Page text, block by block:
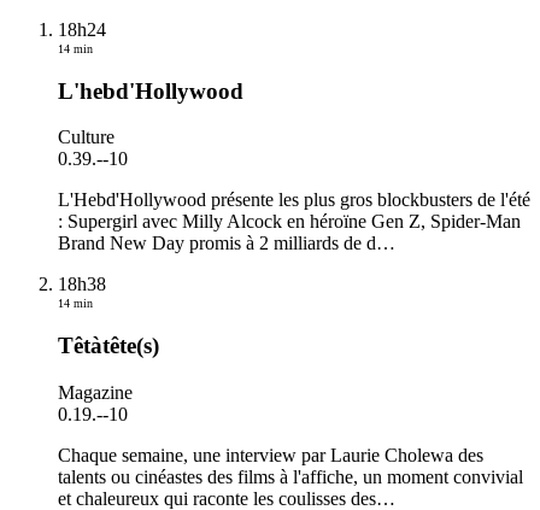
18h24
14 min
L'hebd'Hollywood
Culture
0.39.--10
L'Hebd'Hollywood présente les plus gros blockbusters de l'été
: Supergirl avec Milly Alcock en héroïne Gen Z, Spider-Man
Brand New Day promis à 2 milliards de d…
18h38
14 min
Têtàtête(s)
Magazine
0.19.--10
Chaque semaine, une interview par Laurie Cholewa des
talents ou cinéastes des films à l'affiche, un moment convivial
et chaleureux qui raconte les coulisses des…